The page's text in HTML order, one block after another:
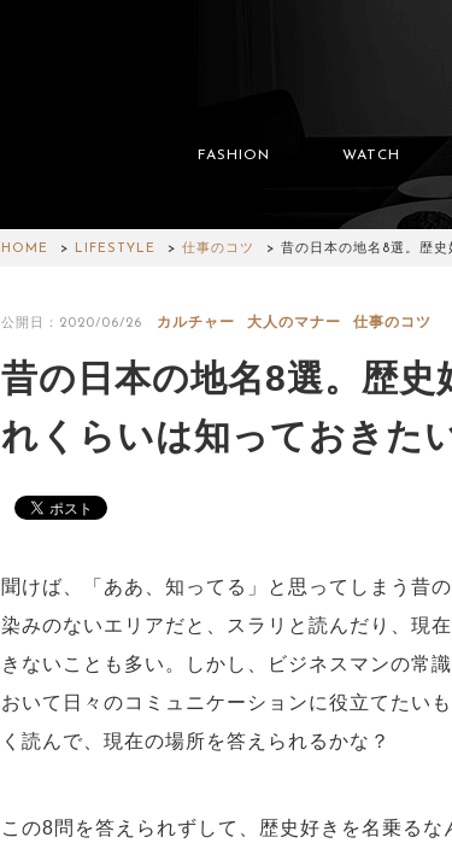
FASHION WATCH
HOME LIFESTYLE 仕事のコツ 昔の日本の地名8選。歴史
公開日：2020/06/26 カルチャー 大人のマナー 仕事のコツ
昔の日本の地名8選。歴史
れくらいは知っておきた
聞けば、「ああ、知ってる」と思ってしまう昔
染みのないエリアだと、スラリと読んだり、現
きないことも多い。しかし、ビジネスマンの常
おいて日々のコミュニケーションに役立てたい
く読んで、現在の場所を答えられるかな？
この8問を答えられずして、歴史好きを名乗るな